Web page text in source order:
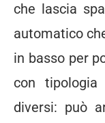
che lascia
automatico
in basso per
con
diversi: può